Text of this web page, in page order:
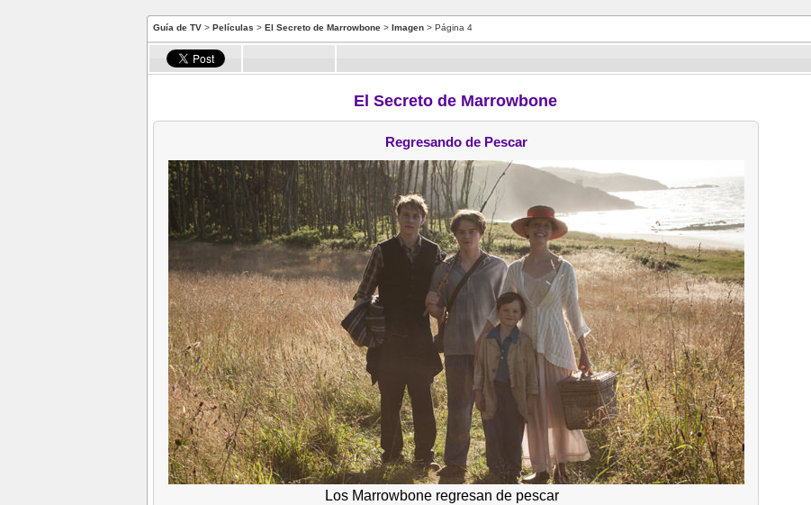
Guía de TV > Películas > El Secreto de Marrowbone > Imagen > Página 4
El Secreto de Marrowbone
Regresando de Pescar
Los Marrowbone regresan de pescar